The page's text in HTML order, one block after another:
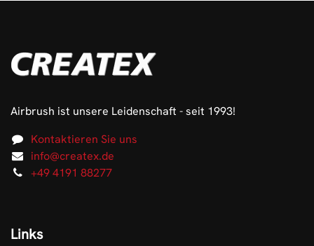
Airbrush ist unsere Leidenschaft - seit 1993!
Kontaktieren Sie uns
info@createx.de
+49 4191 88277
Links